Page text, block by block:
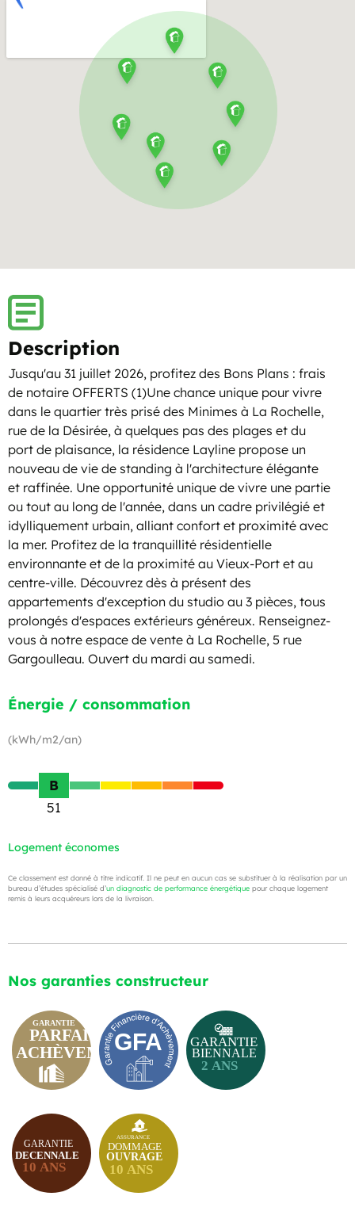
Description
Jusqu'au 31 juillet 2026, profitez des Bons Plans : frais
de notaire OFFERTS (1)Une chance unique pour vivre
dans le quartier très prisé des Minimes à La Rochelle,
rue de la Désirée, à quelques pas des plages et du
port de plaisance, la résidence Layline propose un
nouveau de vie de standing à l'architecture élégante
et raffinée. Une opportunité unique de vivre une partie
ou tout au long de l'année, dans un cadre privilégié et
idylliquement urbain, alliant confort et proximité avec
la mer. Profitez de la tranquillité résidentielle
environnante et de la proximité au Vieux-Port et au
centre-ville. Découvrez dès à présent des
appartements d'exception du studio au 3 pièces, tous
prolongés d'espaces extérieurs généreux. Renseignez-
vous à notre espace de vente à La Rochelle, 5 rue
Gargoulleau. Ouvert du mardi au samedi.
Énergie / consommation
(kWh/m2/an)
B
51
Logement économes
Ce classement est donné à titre indicatif. Il ne peut en aucun cas se substituer à la réalisation par un
bureau d’études spécialisé d’un diagnostic de performance énergétique pour chaque logement
remis à leurs acquéreurs lors de la livraison.
Nos garanties constructeur